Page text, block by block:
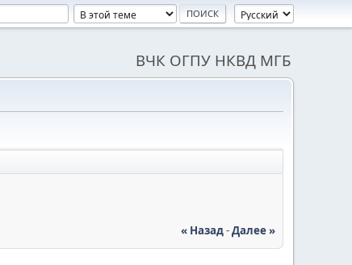
ВЧК ОГПУ НКВД МГБ
« Назад-Далее »